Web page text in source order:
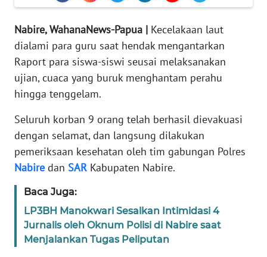
Nabire, WahanaNews-Papua | Kecelakaan laut
dialami para guru saat hendak mengantarkan
Raport para siswa-siswi seusai melaksanakan
ujian, cuaca yang buruk menghantam perahu
hingga tenggelam.
Seluruh korban 9 orang telah berhasil dievakuasi
dengan selamat, dan langsung dilakukan
pemeriksaan kesehatan oleh tim gabungan Polres
Nabire dan SAR Kabupaten Nabire.
Baca Juga:
LP3BH Manokwari Sesalkan Intimidasi 4
Jurnalis oleh Oknum Polisi di Nabire saat
Menjalankan Tugas Peliputan
TENTANG
KAMI
PEDOMAN
MEDIA
SIBER
REDAKSI
KARIR
DISCLAIMER
Wahana
Regional